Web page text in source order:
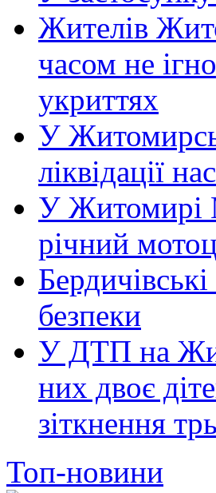
Жителів
часом не
укриттях
У
ліквідації
У Житомирі
річний
безпеки
У ДТП на
них двоє
зіткнення
Топ-новини